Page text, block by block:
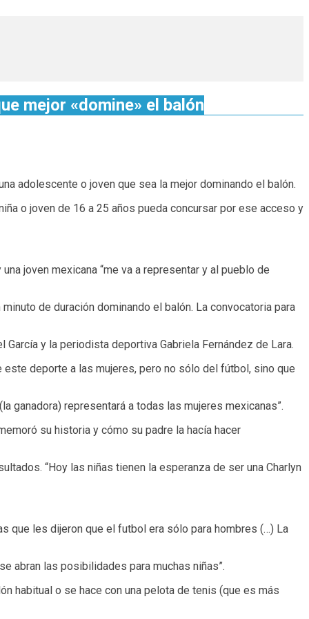
mejor «domine» el balón
adolescente o joven que sea la mejor dominando el balón.
o joven de 16 a 25 años pueda concursar por ese acceso y
joven mexicana “me va a representar y al pueblo de
de duración dominando el balón. La convocatoria para
y la periodista deportiva Gabriela Fernández de Lara.
deporte a las mujeres, pero no sólo del fútbol, sino que
ganadora) representará a todas las mujeres mexicanas”.
su historia y cómo su padre la hacía hacer
“Hoy las niñas tienen la esperanza de ser una Charlyn
que les dijeron que el futbol era sólo para hombres (…) La
abran las posibilidades para muchas niñas”.
habitual o se hace con una pelota de tenis (que es más